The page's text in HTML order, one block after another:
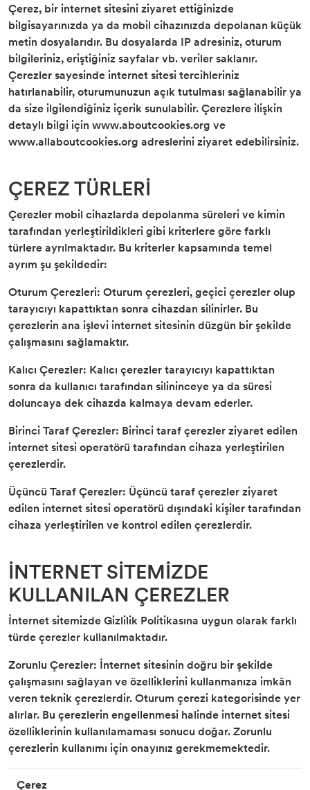
Çerez, bir internet sitesini ziyaret ettiğinizde
bilgisayarınızda ya da mobil cihazınızda depolanan küçük
metin dosyalarıdır. Bu dosyalarda IP adresiniz, oturum
bilgileriniz, eriştiğiniz sayfalar vb. veriler saklanır.
Çerezler sayesinde internet sitesi tercihleriniz
hatırlanabilir, oturumunuzun açık tutulması sağlanabilir ya
da size ilgilendiğiniz içerik sunulabilir. Çerezlere ilişkin
detaylı bilgi için www.aboutcookies.org ve
www.allaboutcookies.org adreslerini ziyaret edebilirsiniz.
ÇEREZ TÜRLERİ
Çerezler mobil cihazlarda depolanma süreleri ve kimin
tarafından yerleştirildikleri gibi kriterlere göre farklı
türlere ayrılmaktadır. Bu kriterler kapsamında temel
ayrım şu şekildedir:
Oturum Çerezleri: Oturum çerezleri, geçici çerezler olup
tarayıcıyı kapattıktan sonra cihazdan silinirler. Bu
çerezlerin ana işlevi internet sitesinin düzgün bir şekilde
çalışmasını sağlamaktır.
Kalıcı Çerezler: Kalıcı çerezler tarayıcıyı kapattıktan
sonra da kullanıcı tarafından silininceye ya da süresi
doluncaya dek cihazda kalmaya devam ederler.
Birinci Taraf Çerezler: Birinci taraf çerezler ziyaret edilen
internet sitesi operatörü tarafından cihaza yerleştirilen
çerezlerdir.
Üçüncü Taraf Çerezler: Üçüncü taraf çerezler ziyaret
edilen internet sitesi operatörü dışındaki kişiler tarafından
cihaza yerleştirilen ve kontrol edilen çerezlerdir.
İNTERNET SİTEMİZDE
KULLANILAN ÇEREZLER
İnternet sitemizde Gizlilik Politikasına uygun olarak farklı
türde çerezler kullanılmaktadır.
Zorunlu Çerezler: İnternet sitesinin doğru bir şekilde
çalışmasını sağlayan ve özelliklerini kullanmanıza imkân
veren teknik çerezlerdir. Oturum çerezi kategorisinde yer
alırlar. Bu çerezlerin engellenmesi halinde internet sitesi
özelliklerinin kullanılamaması sonucu doğar. Zorunlu
çerezlerin kullanımı için onayınız gerekmemektedir.
Çerez